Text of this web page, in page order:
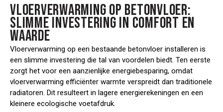
VLOERVERWARMING OP BETONVLOER:
SLIMME INVESTERING IN COMFORT EN
WAARDE
Vloerverwarming op een bestaande betonvloer installeren is
een slimme investering die tal van voordelen biedt. Ten eerste
zorgt het voor een aanzienlijke energiebesparing, omdat
vloerverwarming efficiënter warmte verspreidt dan traditionele
radiatoren. Dit resulteert in lagere energierekeningen en een
kleinere ecologische voetafdruk.